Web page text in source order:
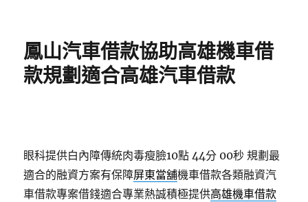
鳳山汽車借款協助高雄機車借
款規劃適合高雄汽車借款
眼科提供白內障傳統肉毒瘦臉10點 44分 00秒 規劃最
適合的融資方案有保障屏東當舖機車借款各類融資汽
車借款專案借錢適合專業熱誠積極提供高雄機車借款